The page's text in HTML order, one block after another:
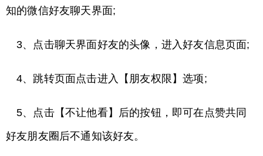
知的微信好友聊天界面;
3、点击聊天界面好友的头像，进入好友信息页面;
4、跳转页面点击进入【朋友权限】选项;
5、点击【不让他看】后的按钮，即可在点赞共同
好友朋友圈后不通知该好友。